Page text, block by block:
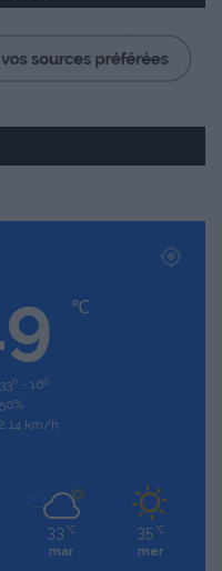
℃
33º - 16º
50%
2.14 km/h
33 ℃
mar
35 ℃
mer